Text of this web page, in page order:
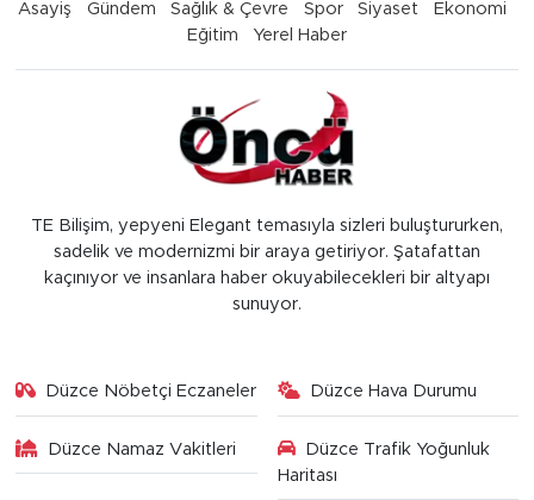
Asayiş Gündem Sağlık & Çevre Spor Siyaset
Ekonomi
Eğitim
Yerel Haber
TE Bilişim, yepyeni Elegant temasıyla sizleri buluştururken,
sadelik ve modernizmi bir araya getiriyor. Şatafattan
kaçınıyor ve insanlara haber okuyabilecekleri bir altyapı
sunuyor.
Düzce Nöbetçi Eczaneler Düzce Hava Durumu
Düzce Namaz Vakitleri
Düzce Trafik Yoğunluk
Haritası